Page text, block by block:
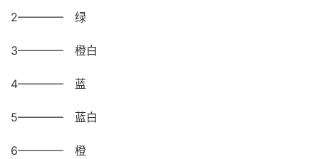
2———— 绿
3———— 橙白
4———— 蓝
5———— 蓝白
6———— 橙